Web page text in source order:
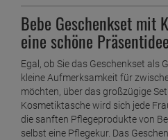
Bebe Geschenkset mit
eine schöne Präsentidee
Egal, ob Sie das Geschenkset als
kleine Aufmerksamkeit für
möchten, über das großzügige
Kosmetiktasche wird sich jede
die sanften Pflegeprodukte von
selbst eine Pflegekur. Das